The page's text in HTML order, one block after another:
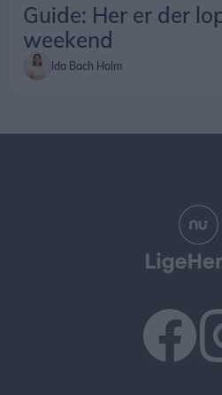
Guide: Her er der
weekend
Ida Bach Holm